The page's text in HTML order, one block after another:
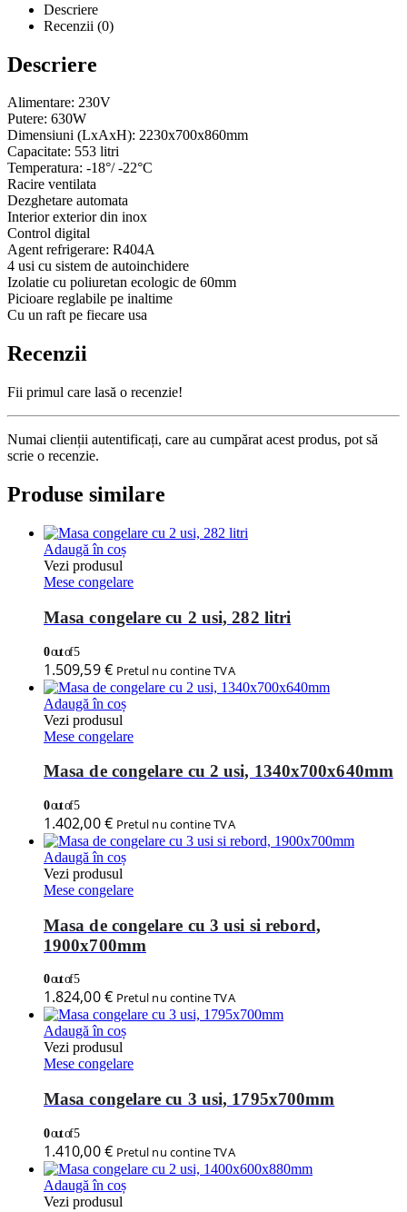
Descriere
Recenzii (0)
Descriere
Alimentare: 230V
Putere: 630W
Dimensiuni (LxAxH): 2230x700x860mm
Capacitate: 553 litri
Temperatura: -18°/ -22°C
Racire ventilata
Dezghetare automata
Interior exterior din inox
Control digital
Agent refrigerare: R404A
4 usi cu sistem de autoinchidere
Izolatie cu poliuretan ecologic de 60mm
Picioare reglabile pe inaltime
Cu un raft pe fiecare usa
Recenzii
Fii primul care lasă o recenzie!
Numai clienții autentificați, care au cumpărat acest produs, pot să
scrie o recenzie.
Produse similare
Adaugă în coș
Vezi produsul
Mese congelare
Masa congelare cu 2 usi, 282 litri
0out of 5
1.509,59€ Pretul nu contine TVA
Adaugă în coș
Vezi produsul
Mese congelare
Masa de congelare cu 2 usi, 1340x700x640mm
0out of 5
1.402,00€ Pretul nu contine TVA
Adaugă în coș
Vezi produsul
Mese congelare
Masa de congelare cu 3 usi si rebord,
1900x700mm
0out of 5
1.824,00€ Pretul nu contine TVA
Adaugă în coș
Vezi produsul
Mese congelare
Masa congelare cu 3 usi, 1795x700mm
0out of 5
1.410,00€ Pretul nu contine TVA
Adaugă în coș
Vezi produsul